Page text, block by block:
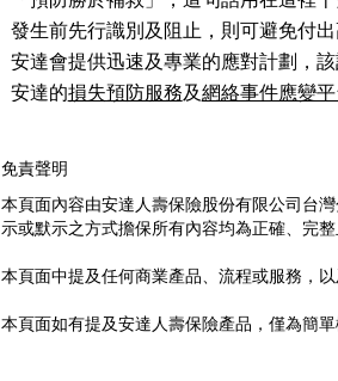
發生前先行識別及阻止，則可避免付
安達會提供迅速及專業的應對計劃，
安達的損失預防服務及網絡事件應變平
免責聲明
本頁面內容由安達人壽保險股份有限公司台
示或默示之方式擔保所有內容均為正確、完
本頁面中提及任何商業產品、流程或服務，
本頁面如有提及安達人壽保險產品，僅為簡